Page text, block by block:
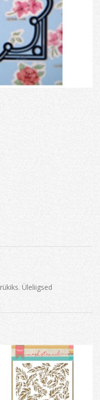
Üleliigsed